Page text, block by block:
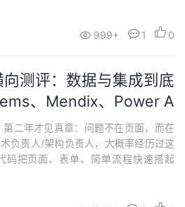
能不能交付、能不能二开、还能不能
更现实的“落地战... 999+ 1 0
测评：数据与集成到底
、Mendix、Power A
第二年才见真章：问题不在页面，而在
负责人/架构负责人，大概率经历过这
码把页面、表单、简单流程快速搭起
规则越来越多、接口越来越多、数据